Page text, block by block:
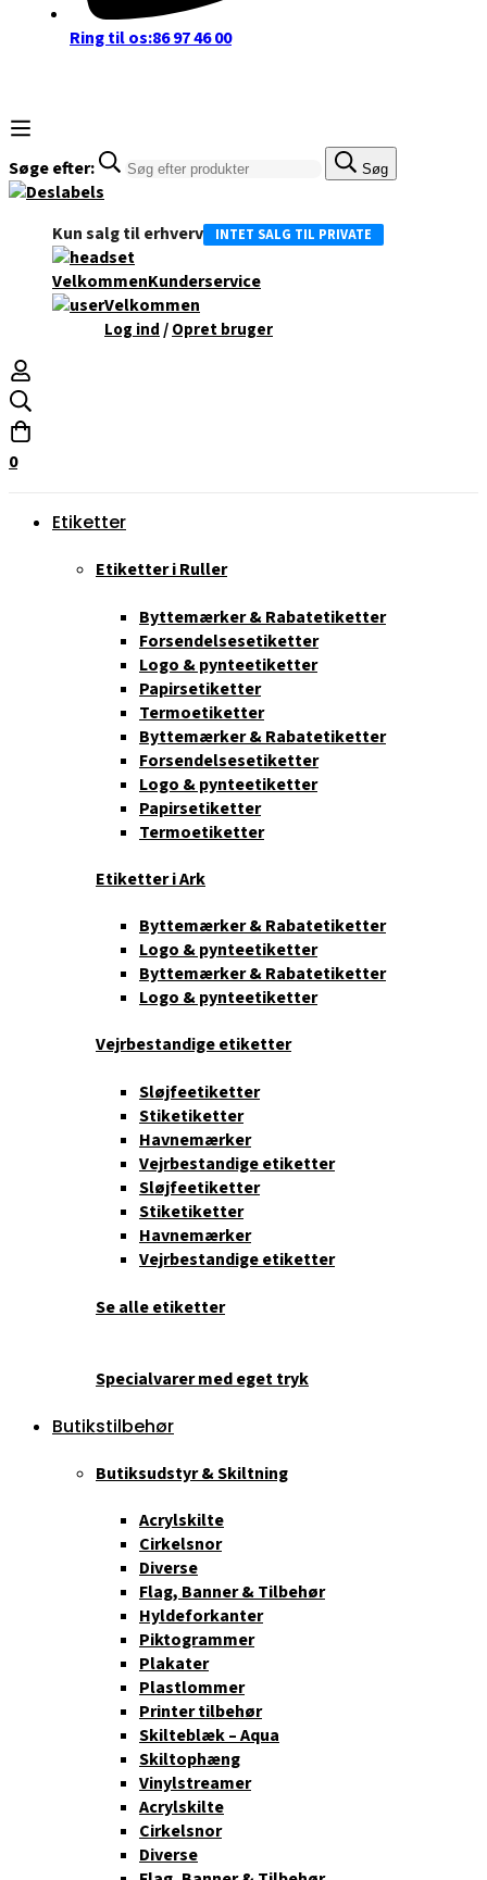
Ring til os:86 97 46 00
Søge efter: Søg
Kun salg til erhverv INTET SALG TIL PRIVATE
VelkommenKunderservice
Velkommen
Log ind/Opret bruger
0
Etiketter
Etiketter i Ruller
Byttemærker & Rabatetiketter
Forsendelsesetiketter
Logo & pynteetiketter
Papirsetiketter
Termoetiketter
Byttemærker & Rabatetiketter
Forsendelsesetiketter
Logo & pynteetiketter
Papirsetiketter
Termoetiketter
Etiketter i Ark
Byttemærker & Rabatetiketter
Logo & pynteetiketter
Byttemærker & Rabatetiketter
Logo & pynteetiketter
Vejrbestandige etiketter
Sløjfeetiketter
Stiketiketter
Havnemærker
Vejrbestandige etiketter
Sløjfeetiketter
Stiketiketter
Havnemærker
Vejrbestandige etiketter
Se alle etiketter
Specialvarer med eget tryk
Butikstilbehør
Butiksudstyr & Skiltning
Acrylskilte
Cirkelsnor
Diverse
Flag, Banner & Tilbehør
Hyldeforkanter
Piktogrammer
Plakater
Plastlommer
Printer tilbehør
Skilteblæk – Aqua
Skiltophæng
Vinylstreamer
Acrylskilte
Cirkelsnor
Diverse